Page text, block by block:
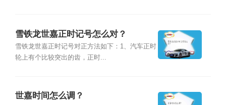
雪铁龙世嘉正时记号怎么对？
雪铁龙世嘉正时记号对正方法如下：1、汽车正时
轮上有个比较突出的齿，正时...
世嘉时间怎么调？